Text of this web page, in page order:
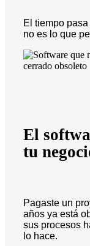
El tiempo
no es lo que
El
tu
Pagaste un
años ya está
sus procesos
lo hace.